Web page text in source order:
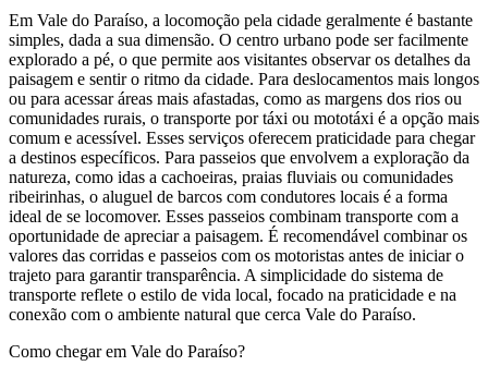
Em Vale do Paraíso, a locomoção pela cidade geralmente é bastante
simples, dada a sua dimensão. O centro urbano pode ser facilmente
explorado a pé, o que permite aos visitantes observar os detalhes da
paisagem e sentir o ritmo da cidade. Para deslocamentos mais longos
ou para acessar áreas mais afastadas, como as margens dos rios ou
comunidades rurais, o transporte por táxi ou mototáxi é a opção mais
comum e acessível. Esses serviços oferecem praticidade para chegar
a destinos específicos. Para passeios que envolvem a exploração da
natureza, como idas a cachoeiras, praias fluviais ou comunidades
ribeirinhas, o aluguel de barcos com condutores locais é a forma
ideal de se locomover. Esses passeios combinam transporte com a
oportunidade de apreciar a paisagem. É recomendável combinar os
valores das corridas e passeios com os motoristas antes de iniciar o
trajeto para garantir transparência. A simplicidade do sistema de
transporte reflete o estilo de vida local, focado na praticidade e na
conexão com o ambiente natural que cerca Vale do Paraíso.
Como chegar em Vale do Paraíso?